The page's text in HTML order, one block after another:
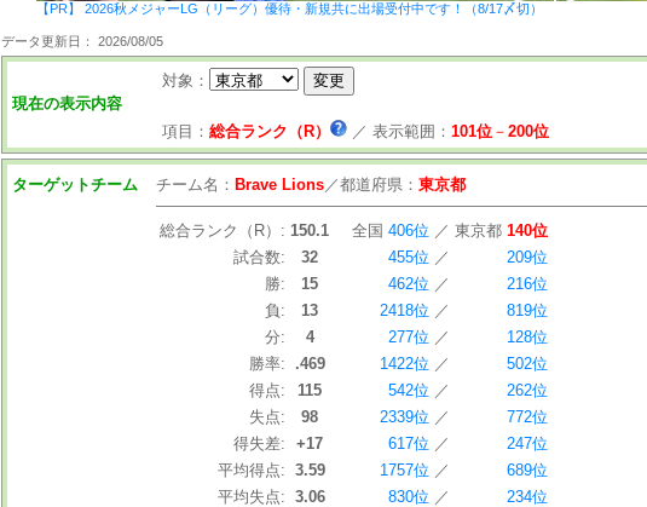
【PR】 2026秋メジャーLG（リーグ）優待・新規共に出場受付中です！（8/17〆切）
データ更新日： 2026/08/05
現在の表示内容
対象：
項目： 総合ランク（R） ／ 表示範囲： 101位－ 200位
ターゲットチーム チーム名： Brave Lions／都道府県： 東京都
総合ランク（R）: 150.1 全国 406位 ／ 東京都 140位
試合数:
32 455位 ／
209位
勝:
15 462位 ／
216位
負:
13 2418位 ／
819位
分:
4 277位 ／
128位
勝率:
.469 1422位 ／
502位
得点:
115 542位 ／
262位
失点:
98 2339位 ／
772位
得失差:
+17 617位 ／
247位
平均得点: 3.59 1757位 ／
689位
平均失点: 3.06 830位 ／
234位